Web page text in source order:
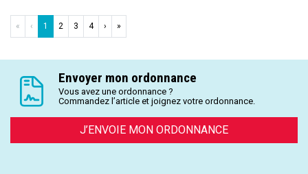
« ‹ 1 2 3 4 › »
Envoyer mon ordonnance
Vous avez une ordonnance ?
Commandez l’article et joignez votre ordonnance.
J’ENVOIE MON ORDONNANCE